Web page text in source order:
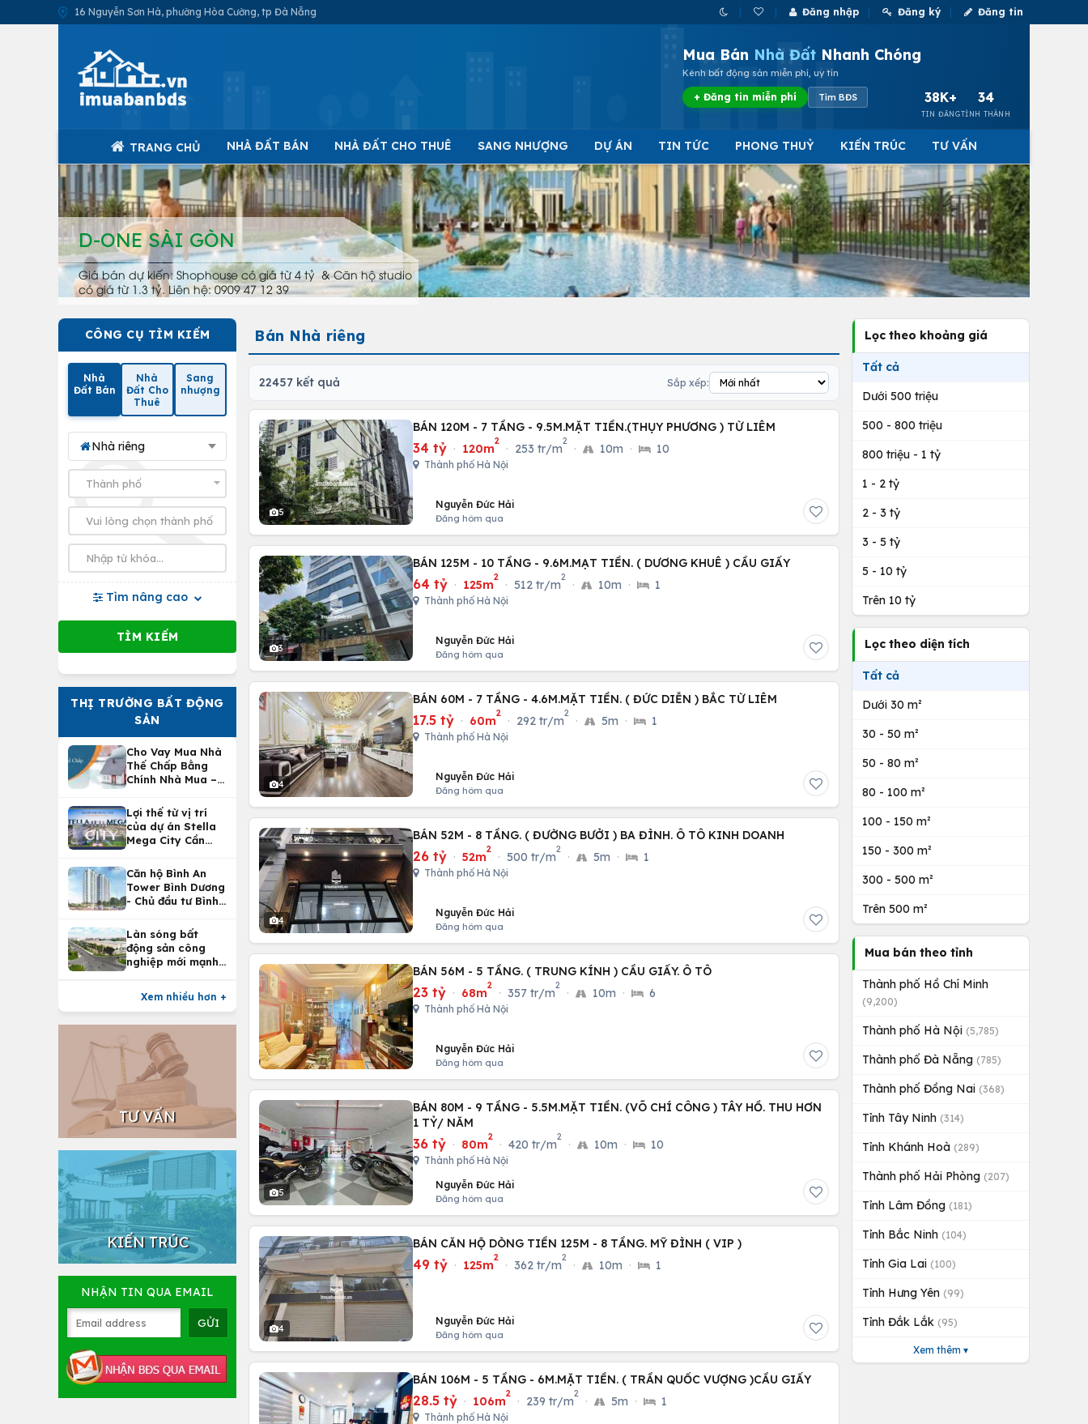
16 Nguyễn Sơn Hà, phường Hòa Cường, tp Đà Nẵng Đăng nhập Đăng ký Đăng tin
Mua Bán Nhà Đất Nhanh Chóng
Kênh bất động sản miễn phí, uy tín
+ Đăng tin miễn phí Tìm BĐS 38K+
TIN ĐĂNG
34
TỈNH THÀNH
TRANG CHỦ NHÀ ĐẤT BÁN NHÀ ĐẤT CHO THUÊ SANG NHƯỢNG DỰ ÁN TIN TỨC PHONG THUỶ KIẾN TRÚC TƯ VẤN
D-ONE SÀI GÒN
Giá bán dự kiến: Shophouse có giá từ 4 tỷ & Căn hộ studio
có giá từ 1.3 tỷ. Liên hệ: 0909 47 12 39
CÔNG CỤ TÌM KIẾM
Nhà
Đất Bán
Nhà
Đất Cho
Thuê
Sang
nhượng
Nhà riêng
Tìm nâng cao
THỊ TRƯỜNG BẤT ĐỘNG
SẢN
Cho Vay Mua Nhà
Thế Chấp Bằng
Chính Nhà Mua –
Nhà Tại
Vietcombank
Lợi thế từ vị trí
của dự án Stella
Mega City Cần
Căn hộ Bình An
Tower Bình Dương
- Chủ đầu tư Bình
Làn sóng bất
động sản công
nghiệp mới mạnh
Xem nhiều hơn +
TƯ VẤN
KIẾN TRÚC
NHẬN TIN QUA EMAIL
Bán Nhà riêng
22457 kết quả Sắp xếp:
5
BÁN 120M - 7 TẦNG - 9.5M.MẶT TIỀN.(THỤY PHƯƠNG ) TỪ LIÊM
34 tỷ · 120m
2
· 253 tr/m
2
· 10m · 10
Thành phố Hà Nội
Nguyễn Đức Hải
Đăng hôm qua
3
BÁN 125M - 10 TẦNG - 9.6M.MẠT TIỀN. ( DƯƠNG KHUÊ ) CẦU GIẤY
64 tỷ · 125m
2
· 512 tr/m
2
· 10m · 1
Thành phố Hà Nội
Nguyễn Đức Hải
Đăng hôm qua
4
BÁN 60M - 7 TẦNG - 4.6M.MẶT TIỀN. ( ĐỨC DIỄN ) BẮC TỪ LIÊM
17.5 tỷ · 60m
2
· 292 tr/m
2
· 5m · 1
Thành phố Hà Nội
Nguyễn Đức Hải
Đăng hôm qua
4
BÁN 52M - 8 TẦNG. ( ĐƯỜNG BƯỞI ) BA ĐÌNH. Ô TÔ KINH DOANH
26 tỷ · 52m
2
· 500 tr/m
2
· 5m · 1
Thành phố Hà Nội
Nguyễn Đức Hải
Đăng hôm qua
BÁN 56M - 5 TẦNG. ( TRUNG KÍNH ) CẦU GIẤY. Ô TÔ
23 tỷ · 68m
2
· 357 tr/m
2
· 10m · 6
Thành phố Hà Nội
Nguyễn Đức Hải
Đăng hôm qua
5
BÁN 80M - 9 TẦNG - 5.5M.MẶT TIỀN. (VÕ CHÍ CÔNG ) TÂY HỒ. THU HƠN
1 TỶ/ NĂM
36 tỷ · 80m
2
· 420 tr/m
2
· 10m · 10
Thành phố Hà Nội
Nguyễn Đức Hải
Đăng hôm qua
4
BÁN CĂN HỘ DÒNG TIỀN 125M - 8 TẦNG. MỸ ĐÌNH ( VIP )
49 tỷ · 125m
2
· 362 tr/m
2
· 10m · 1
Nguyễn Đức Hải
Đăng hôm qua
BÁN 106M - 5 TẦNG - 6M.MẶT TIỀN. ( TRẦN QUỐC VƯỢNG )CẦU GIẤY
28.5 tỷ · 106m
2
· 239 tr/m
2
· 5m · 1
Thành phố Hà Nội
Lọc theo khoảng giá
Tất cả
Dưới 500 triệu
500 - 800 triệu
800 triệu - 1 tỷ
1 - 2 tỷ
2 - 3 tỷ
3 - 5 tỷ
5 - 10 tỷ
Trên 10 tỷ
Lọc theo diện tích
Tất cả
Dưới 30 m²
30 - 50 m²
50 - 80 m²
80 - 100 m²
100 - 150 m²
150 - 300 m²
300 - 500 m²
Trên 500 m²
Mua bán theo tỉnh
Thành phố Hồ Chí Minh
(9,200)
Thành phố Hà Nội (5,785)
Thành phố Đà Nẵng (785)
Thành phố Đồng Nai (368)
Tỉnh Tây Ninh (314)
Tỉnh Khánh Hoà (289)
Thành phố Hải Phòng (207)
Tỉnh Lâm Đồng (181)
Tỉnh Bắc Ninh (104)
Tỉnh Gia Lai (100)
Tỉnh Hưng Yên (99)
Tỉnh Đắk Lắk (95)
Xem thêm ▾